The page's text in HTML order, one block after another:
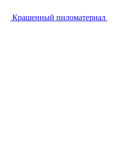
Крашенный пиломатериал